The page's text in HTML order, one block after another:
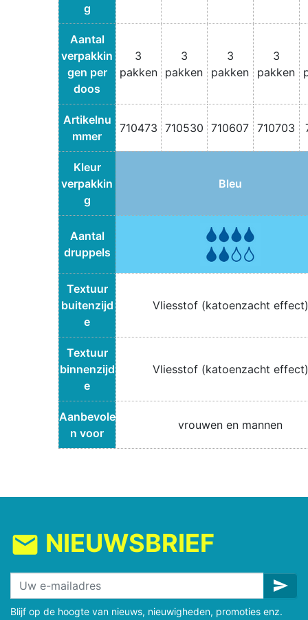
g
Aantal
verpakkin
gen per
doos
3
pakken
3
pakken
3
pakken
3
pakken
Artikelnu
mmer
710473 710530 710607 710703
Kleur
verpakkin
g
Bleu
Aantal
druppels
Textuur
buitenzijd
e
Vliesstof (katoenzacht effect)
Textuur
binnenzijd
e
Vliesstof (katoenzacht effect)
Aanbevole
n voor
vrouwen en mannen
mail NIEUWSBRIEF
send
Blijf op de hoogte van nieuws, nieuwigheden, promoties enz.